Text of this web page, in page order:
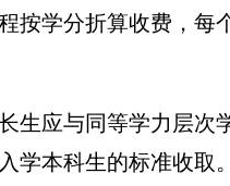
按学分折算收费，每
生应与同等学力层次
本科生的标准收取